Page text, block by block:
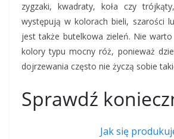
zygzaki, kwadraty, koła czy
występują w kolorach bieli, szarości
jest także butelkowa zieleń. Nie
kolory typu mocny róż, ponieważ
dojrzewania często nie życzą sobie
Sprawdź
Jak się